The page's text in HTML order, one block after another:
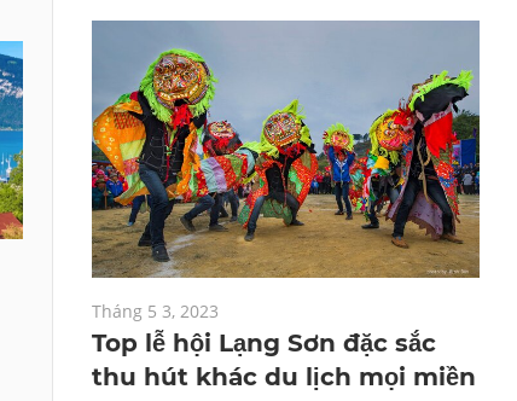
Tháng 5 3, 2023
Top lễ hội Lạng Sơn đặc sắc
thu hút khác du lịch mọi miền